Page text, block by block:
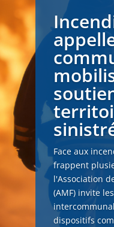
Face aux
frappent
l'Association
(AMF) invite
dispositifs